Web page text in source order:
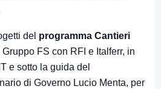
del programma Cantieri
FS con RFI e Italferr, in
e sotto la guida del
di Governo Lucio Menta, per